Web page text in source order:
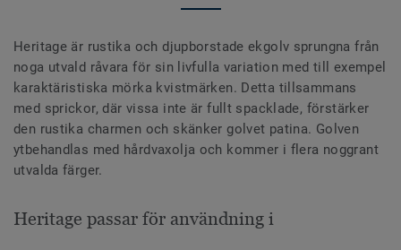
Heritage är rustika och djupborstade ekgolv sprungna från
noga utvald råvara för sin livfulla variation med till exempel
karaktäristiska mörka kvistmärken. Detta tillsammans
med sprickor, där vissa inte är fullt spacklade, förstärker
den rustika charmen och skänker golvet patina. Golven
ytbehandlas med hårdvaxolja och kommer i flera noggrant
utvalda färger.
Heritage passar för användning i